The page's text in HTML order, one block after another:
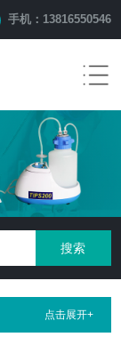
手机：13816550546
点击展开+